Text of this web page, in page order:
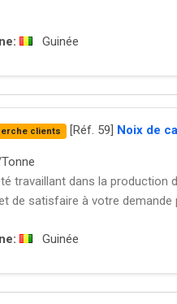
Guinée
clients [Réf. 59] Noix de
travaillant dans la production
de satisfaire à votre
Guinée